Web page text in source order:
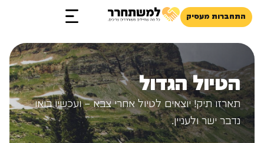
התחברות מעסיק
הטיול הגדול
תארזו תיק! יוצאים לטיול אחרי צבא – ועכשיו בואו
נדבר ישר ולעניין.